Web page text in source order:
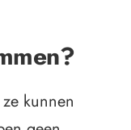
kunnen